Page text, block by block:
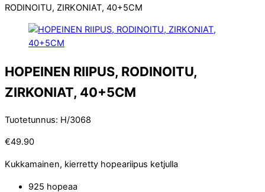
RODINOITU, ZIRKONIAT, 40+5CM
HOPEINEN RIIPUS, RODINOITU,
ZIRKONIAT, 40+5CM
Tuotetunnus: H/3068
€49.90
Kukkamainen, kierretty hopeariipus ketjulla
925 hopeaa